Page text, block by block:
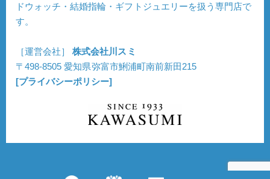
ドウォッチ・結婚指輪・ギフトジュエリーを扱う専門店で
す。
［運営会社］株式会社川スミ
〒498-8505 愛知県弥富市鯏浦町南前新田215
[プライバシーポリシー]
Copyright © CLEAR. All Rights Reserved.